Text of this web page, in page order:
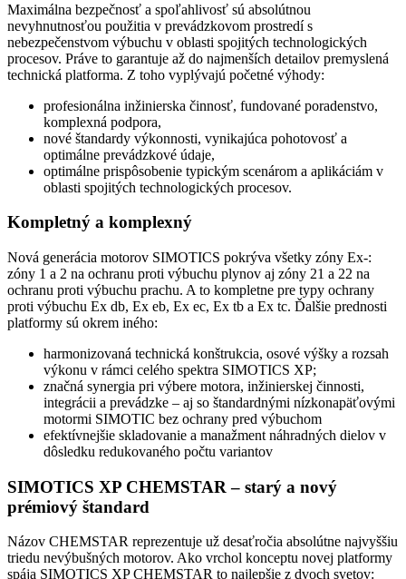
Maximálna bezpečnosť a spoľahlivosť sú absolútnou
nevyhnutnosťou použitia v prevádzkovom prostredí s
nebezpečenstvom výbuchu v oblasti spojitých technologických
procesov. Práve to garantuje až do najmenších detailov premyslená
technická platforma. Z toho vyplývajú početné výhody:
profesionálna inžinierska činnosť, fundované poradenstvo,
komplexná podpora,
nové štandardy výkonnosti, vynikajúca pohotovosť a
optimálne prevádzkové údaje,
optimálne prispôsobenie typickým scenárom a aplikáciám v
oblasti spojitých technologických procesov.
Kompletný a komplexný
Nová generácia motorov SIMOTICS pokrýva všetky zóny Ex-:
zóny 1 a 2 na ochranu proti výbuchu plynov aj zóny 21 a 22 na
ochranu proti výbuchu prachu. A to kompletne pre typy ochrany
proti výbuchu Ex db, Ex eb, Ex ec, Ex tb a Ex tc. Ďalšie prednosti
platformy sú okrem iného:
harmonizovaná technická konštrukcia, osové výšky a rozsah
výkonu v rámci celého spektra SIMOTICS XP;
značná synergia pri výbere motora, inžinierskej činnosti,
integrácii a prevádzke – aj so štandardnými nízkonapäťovými
motormi SIMOTIC bez ochrany pred výbuchom
efektívnejšie skladovanie a manažment náhradných dielov v
dôsledku redukovaného počtu variantov
SIMOTICS XP CHEMSTAR – starý a nový
prémiový štandard
Názov CHEMSTAR reprezentuje už desaťročia absolútne najvyššiu
triedu nevýbušných motorov. Ako vrchol konceptu novej platformy
spája SIMOTICS XP CHEMSTAR to najlepšie z dvoch svetov: